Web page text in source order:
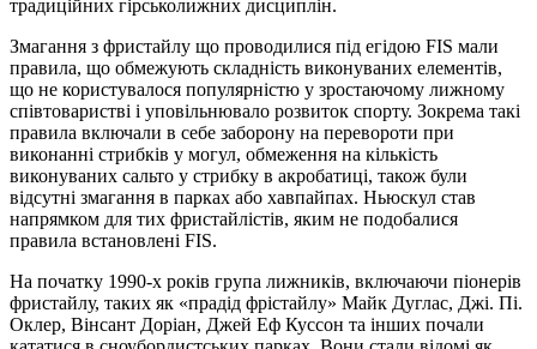
традиційних гірськолижних дисциплін.
Змагання з фристайлу що проводилися під егідою FIS мали
правила, що обмежують складність виконуваних елементів,
що не користувалося популярністю у зростаючому лижному
співтоваристві і уповільнювало розвиток спорту. Зокрема такі
правила включали в себе заборону на перевороти при
виконанні стрибків у могул, обмеження на кількість
виконуваних сальто у стрибку в акробатиці, також були
відсутні змагання в парках або хавпайпах. Ньюскул став
напрямком для тих фристайлістів, яким не подобалися
правила встановлені FIS.
На початку 1990-х років група лижників, включаючи піонерів
фристайлу, таких як «прадід фрістайлу» Майк Дуглас, Джі. Пі.
Оклер, Вінсант Доріан, Джей Еф Куссон та інших почали